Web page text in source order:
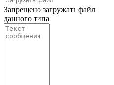
Запрещено загружать файл
данного типа